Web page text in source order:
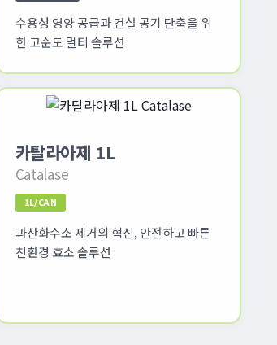
수용성 영양 공급과 건설 공기 단축을 위
한 고순도 멀티 솔루션
카탈라아제 1L
Catalase
1L/CAN
과산화수소 제거의 혁신, 안전하고 빠른
친환경 효소 솔루션